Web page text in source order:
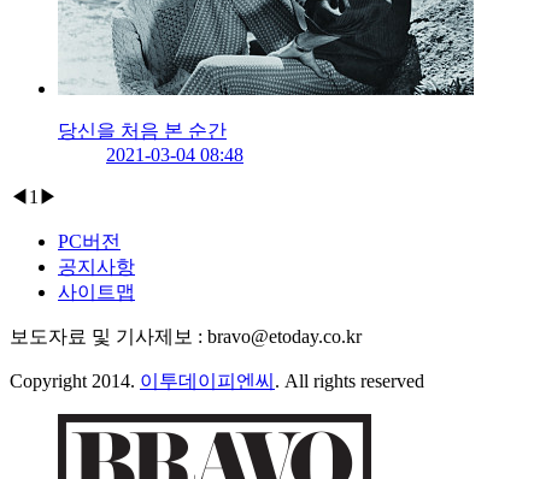
당신을 처음 본 순간
2021-03-04 08:48
◀ 1 ▶
PC버전
공지사항
사이트맵
보도자료 및 기사제보 : bravo@etoday.co.kr
Copyright 2014. 이투데이피엔씨 . All rights reserved